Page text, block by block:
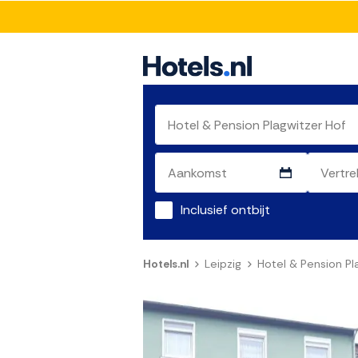
Inclusief ontbijt
Hotels.nl Leipzig Hotel & Pension